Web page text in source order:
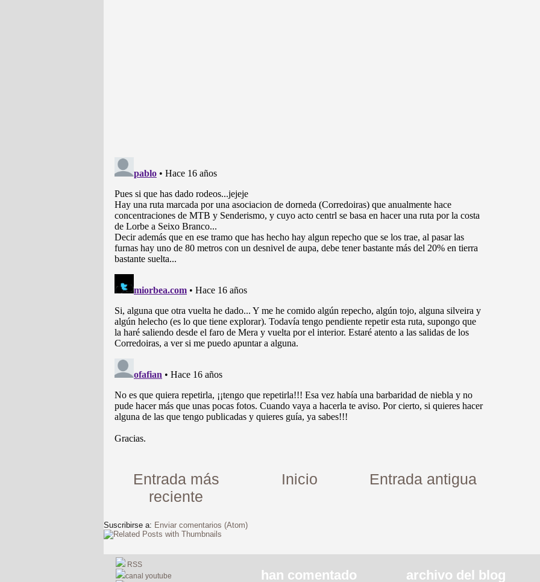
Entrada más
reciente
Entrada antigua
Inicio
Suscribirse a: Enviar comentarios (Atom)
RSS
canal youtube
han comentado archivo del blog